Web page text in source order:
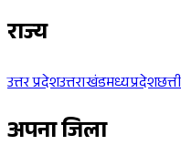
राज्य
उत्तर प्रदेशउत्तराखंडमध्यप्रदेश
अपना जिला